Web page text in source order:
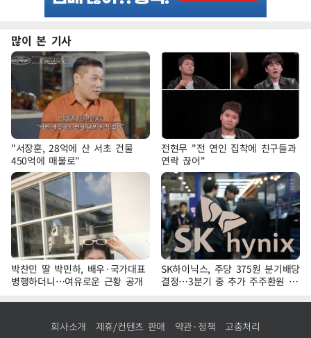
많이 본 기사
"서장훈, 28억에 산 서초 건물
450억에 매물로"
전현무 "전 연인 집착에 친구들과
연락 끊어"
박찬민 딸 박민하, 배우·국가대표
병행하더니…여유로운 근황 공개
SK하이닉스, 주당 375원 분기배당
결정…3분기 중 추가 주주환원 발
표
회사소개 제휴/컨텐츠 판매 약관·정책 고충처리